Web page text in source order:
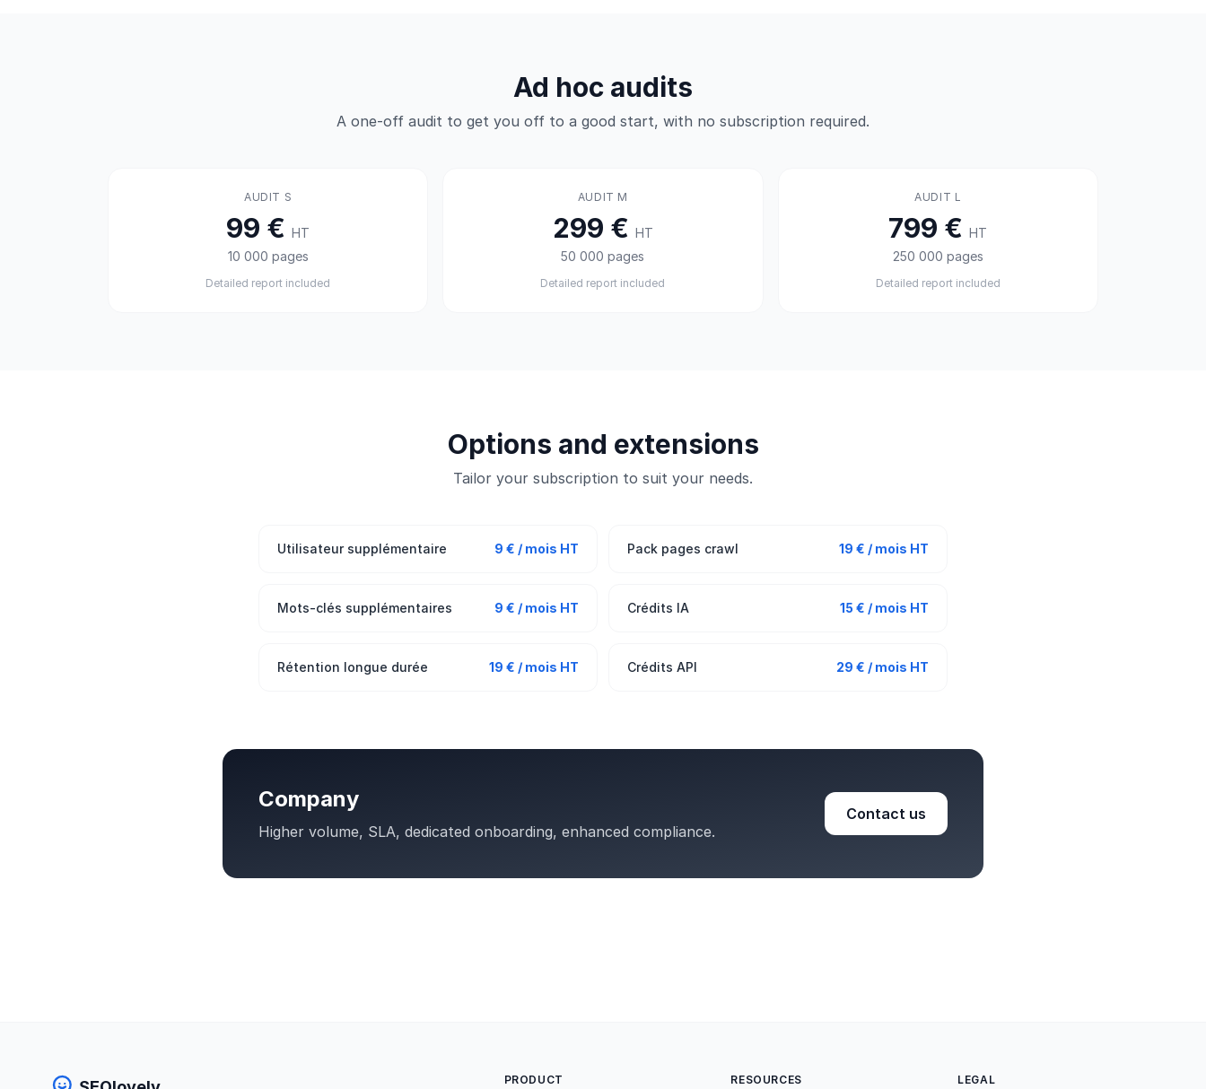
Ad hoc audits
A one-off audit to get you off to a good start, with no subscription required.
AUDIT S
99 €HT
10 000 pages
Detailed report included
AUDIT M
299 € HT
50 000 pages
Detailed report included
AUDIT L
799 €HT
250 000 pages
Detailed report included
Options and extensions
Tailor your subscription to suit your needs.
Utilisateur supplémentaire 9 € / mois HT Pack pages crawl 19 € / mois HT
Mots-clés supplémentaires 9 € / mois HT Crédits IA 15 € / mois HT
Rétention longue durée 19 € / mois HT Crédits API 29 € / mois HT
Company
Higher volume, SLA, dedicated onboarding, enhanced compliance.
Contact us
PRODUCT RESOURCES LEGAL